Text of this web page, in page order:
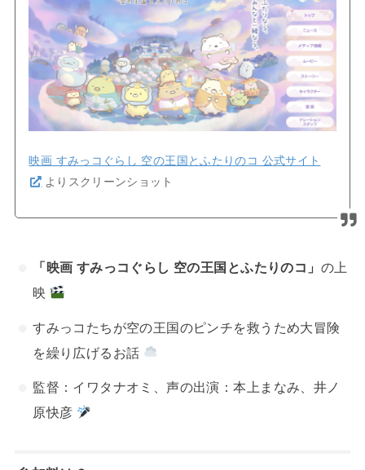
映画 すみっコぐらし 空の王国とふたりのコ 公式サイト
よりスクリーンショット
「映画 すみっコぐらし 空の王国とふたりのコ」 の上
映
すみっコたちが空の王国のピンチを救うため大冒険
を繰り広げるお話
監督：イワタナオミ、声の出演：本上まなみ、井ノ
原快彦